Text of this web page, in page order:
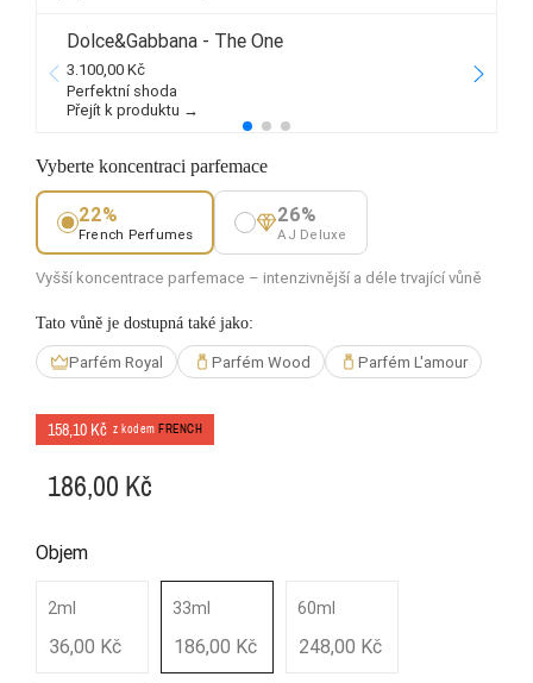
Dolce&Gabbana - The One
3.100,00 Kč
Perfektní shoda
Přejít k produktu →
Vyberte koncentraci parfemace
22%
French Perfumes
26%
AJ Deluxe
Vyšší koncentrace parfemace – intenzivnější a déle trvající vůně
Tato vůně je dostupná také jako:
Parfém Royal Parfém Wood Parfém L'amour
158,10 Kč z kodem FRENCH
186,00 Kč
Objem
2ml
36,00 Kč
33ml
186,00 Kč
60ml
248,00 Kč